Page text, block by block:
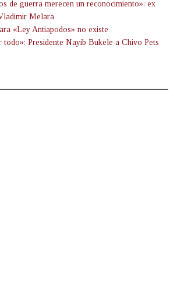
de guerra merecen un reconocimiento»: ex
Melara
«Ley Antiapodos» no existe
todo»: Presidente Nayib Bukele a Chivo Pets